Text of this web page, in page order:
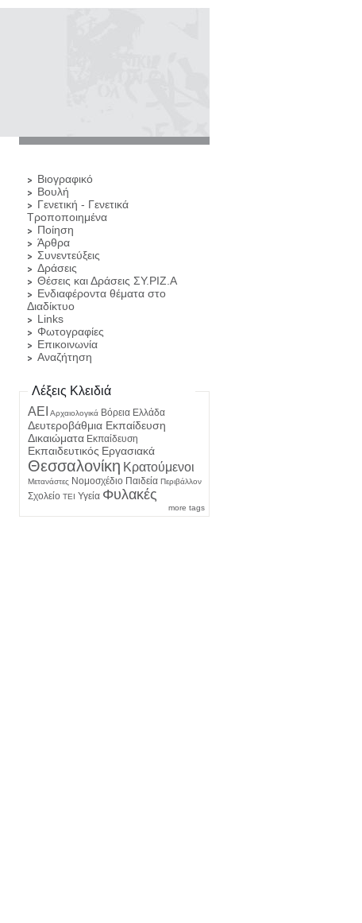
Βιογραφικό
Βουλή
Γενετική - Γενετικά
Τροποποιημένα
Ποίηση
Άρθρα
Συνεντεύξεις
Δράσεις
Θέσεις και Δράσεις ΣΥ.ΡΙΖ.Α
Ενδιαφέροντα θέματα στο
Διαδίκτυο
Links
Φωτογραφίες
Επικοινωνία
Αναζήτηση
Λέξεις Κλειδιά
ΑΕΙ
Αρχαιολογικά Βόρεια Ελλάδα
Δευτεροβάθμια Εκπαίδευση
Δικαιώματα Εκπαίδευση
Εκπαιδευτικός Εργασιακά
Θεσσαλονίκη Κρατούμενοι
Μετανάστες Νομοσχέδιο Παιδεία Περιβάλλον
Σχολείο ΤΕΙ Υγεία Φυλακές
more tags